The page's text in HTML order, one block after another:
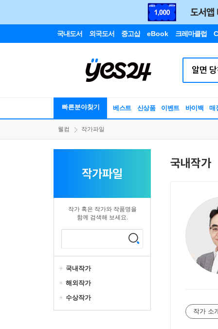
국내도서 외국도서 중고샵 eBook 크레마클럽
빠른분야찾기 베스트 신상품 이벤트 바이백 매
웰컴 작가파일
작가파일
작가 혹은 작가와 작품명을
함께 검색해 보세요.
국내작가
해외작가
수상작가
국내작가
작가 소